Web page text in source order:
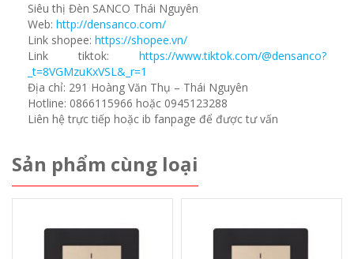
Siêu thị Đèn SANCO Thái Nguyên
Web: http://densanco.com/
Link shopee: https://shopee.vn/
Link tiktok: https://www.tiktok.com/@densanco?
_t=8VGMzuKxVSL&_r=1
Địa chỉ: 291 Hoàng Văn Thụ – Thái Nguyên
Hotline: 0866115966 hoặc 0945123288
Liên hệ trực tiếp hoặc ib fanpage để được tư vấn
Sản phẩm cùng loại